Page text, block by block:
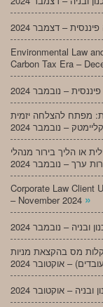
Environmental Law
Carbon Tax Era –
מפתח להצלחה יזמית
או הליך בירור מנהלי
Corporate Law Client
– November 2024 »
מס בהקצאת מניות